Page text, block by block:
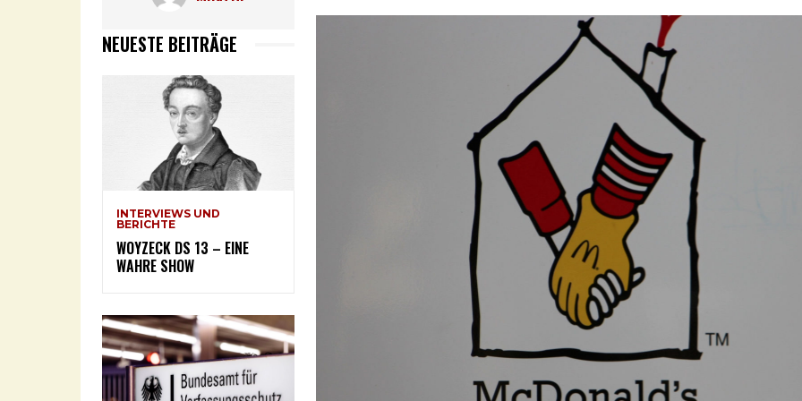
NEUESTE BEITRÄGE
INTERVIEWS UND
BERICHTE
WOYZECK DS 13 – EINE
WAHRE SHOW